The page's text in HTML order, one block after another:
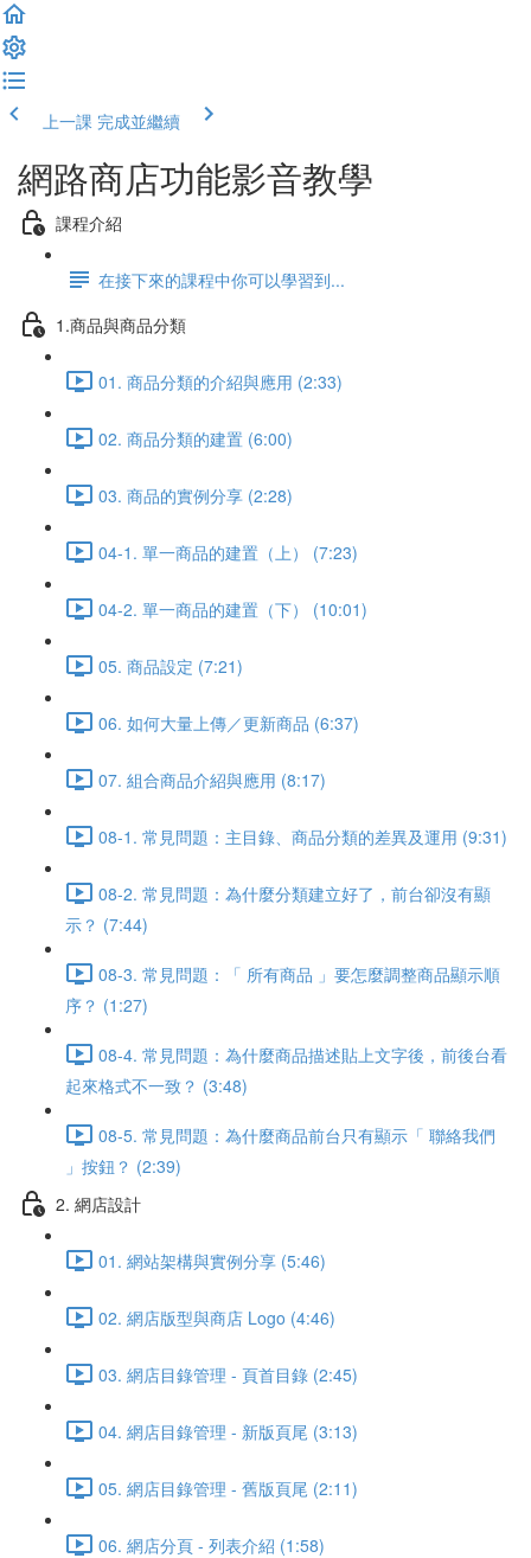
上一課 完成並繼續
網路商店功能影音教學
課程介紹
在接下來的課程中你可以學習到...
1.商品與商品分類
01. 商品分類的介紹與應用 (2:33)
02. 商品分類的建置 (6:00)
03. 商品的實例分享 (2:28)
04-1. 單一商品的建置（上） (7:23)
04-2. 單一商品的建置（下） (10:01)
05. 商品設定 (7:21)
06. 如何大量上傳／更新商品 (6:37)
07. 組合商品介紹與應用 (8:17)
08-1. 常見問題：主目錄、商品分類的差異及運用 (9:31)
08-2. 常見問題：為什麼分類建立好了，前台卻沒有顯
示？ (7:44)
08-3. 常見問題：「 所有商品 」要怎麼調整商品顯示順
序？ (1:27)
08-4. 常見問題：為什麼商品描述貼上文字後，前後台看
起來格式不一致？ (3:48)
08-5. 常見問題：為什麼商品前台只有顯示「 聯絡我們
」按鈕？ (2:39)
2. 網店設計
01. 網站架構與實例分享 (5:46)
02. 網店版型與商店 Logo (4:46)
03. 網店目錄管理 - 頁首目錄 (2:45)
04. 網店目錄管理 - 新版頁尾 (3:13)
05. 網店目錄管理 - 舊版頁尾 (2:11)
06. 網店分頁 - 列表介紹 (1:58)